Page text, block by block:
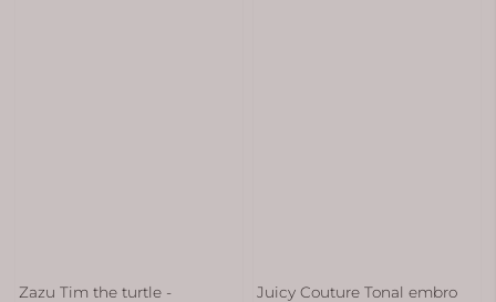
Zazu Tim the turtle -
Juicy Couture Tonal embro